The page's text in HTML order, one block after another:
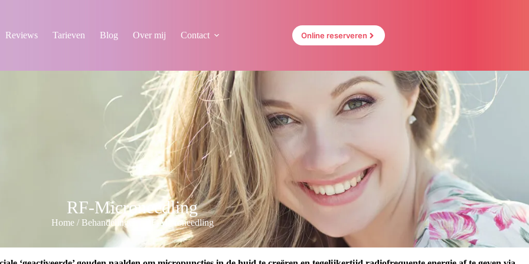
Reviews Tarieven Blog Over mij Contact Online reserveren
RF-Microneedling
Home/ Behandelingen RF-Microneedling